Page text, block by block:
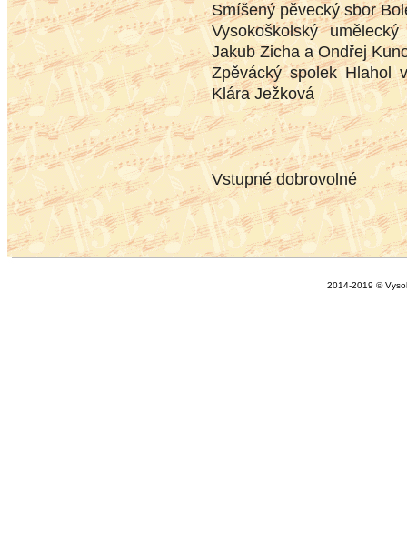
Smíšený pěvecký sbor
Vysokoškolský
Jakub Zicha a Ondřej
Zpěvácký spolek Hlahol
Klára Ježková
Vstupné dobrovolné
2014-2019 ©